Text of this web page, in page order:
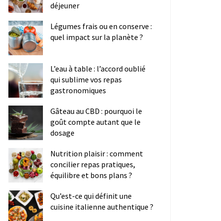
déjeuner
Légumes frais ou en conserve :
quel impact sur la planète ?
L’eau à table : l’accord oublié
qui sublime vos repas
gastronomiques
Gâteau au CBD : pourquoi le
goût compte autant que le
dosage
Nutrition plaisir : comment
concilier repas pratiques,
équilibre et bons plans ?
Qu’est-ce qui définit une
cuisine italienne authentique ?